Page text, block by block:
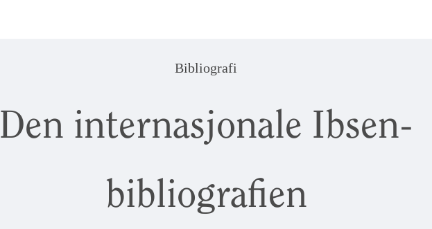
Bibliografi
Den internasjonale Ibsen-
bibliografien